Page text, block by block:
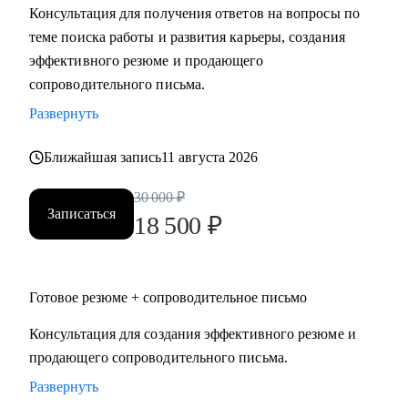
Мидл и топ руководители.
• CEO/Генеральный директор
• Операционный директор/Исполнительный директор
• Коммерческий директор/Директор по продажам
• CFO/ Финансовый директор
• Директор по производству
• ИТ-директор
• Директор по логистике и закупкам
• Директор по стратегическому развитию
Для своих клиентов я — Карьерный доктор, который
поможет «диагностировать и вылечить» проблемы в
области профессионального развития: выявить сильные
уникальность, найти оптимальное и актуальное решение, а
Консультация для получения ответов на вопросы по
теме поиска работы и развития карьеры, создания
эффективного резюме и продающего
сопроводительного письма.
Развернуть
Ближайшая запись11 августа 2026
Записаться
30 000 ₽
18 500 ₽
Готовое резюме + сопроводительное письмо
Консультация для создания эффективного резюме и
продающего сопроводительного письма.
Развернуть